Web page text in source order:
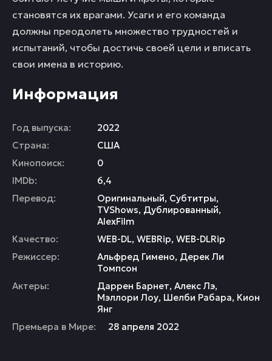
становятся их врагами. Усаги и его команда
должны преодолеть множество трудностей и
испытаний, чтобы достичь своей цели и вписать
свои имена в историю.
Информация
Год выпуска:
2022
Страна:
США
Кинопоиск:
0
IMDb:
6,4
Перевод:
Оригинальный, Субтитры,
TVShows, Дублированный,
AlexFilm
Качество:
WEB-DL, WEBRip, WEB-DLRip
Режиссер:
Альфред Гимено, Дерек Ли
Томпсон
Актеры:
Даррен Барнет, Алекс Лэ,
Мэллори Лоу, Шелби Рабара, Кион
Янг
Премьера в Мире:
28 апреля 2022